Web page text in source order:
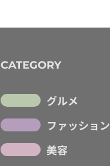
CATEGORY
グルメ
ファッション
美容